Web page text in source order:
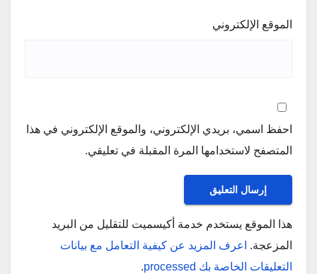
الموقع الإلكتروني
احفظ اسمي، بريدي الإلكتروني، والموقع الإلكتروني في هذا
المتصفح لاستخدامها المرة المقبلة في تعليقي.
هذا الموقع يستخدم خدمة أكيسميت للتقليل من البريد
المزعجة.
اعرف المزيد عن كيفية التعامل مع بيانات
التعليقات الخاصة بك processed
.